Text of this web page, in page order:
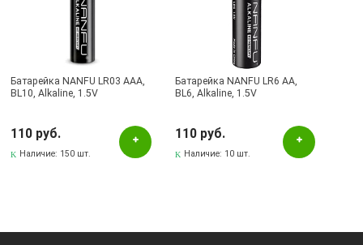
KenStar
Kodak
Minamoto
Nanfu
Батарейка NANFU LR03 AAA,
BL10, Alkaline, 1.5V
110 руб.
Наличие: 150 шт.
Батарейка NANFU LR6 AA,
BL6, Alkaline, 1.5V
110 руб.
Наличие: 10 шт.